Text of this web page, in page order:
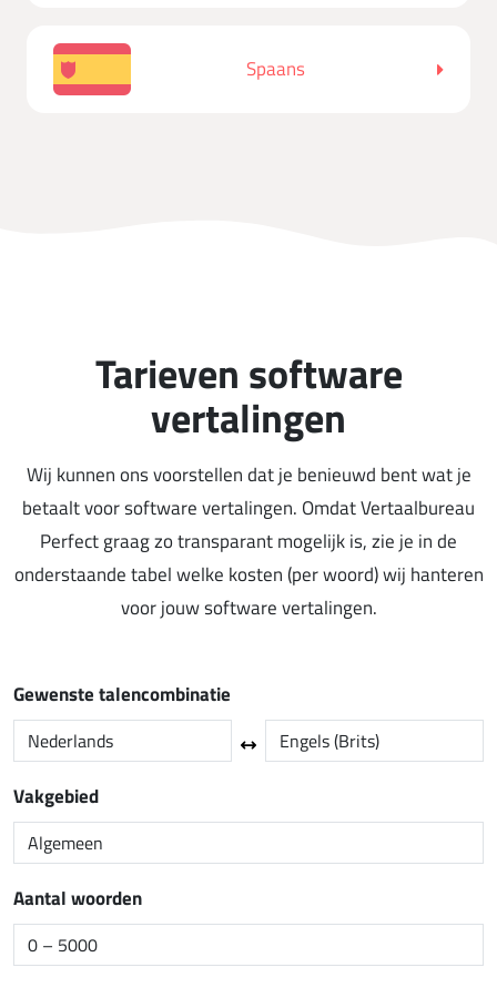
Spaans
Tarieven software
vertalingen
Wij kunnen ons voorstellen dat je benieuwd bent wat je
betaalt voor software vertalingen. Omdat Vertaalbureau
Perfect graag zo transparant mogelijk is, zie je in de
onderstaande tabel welke kosten (per woord) wij hanteren
voor jouw software vertalingen.
Gewenste talencombinatie
Vakgebied
Aantal woorden